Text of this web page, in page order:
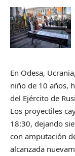
En Odesa,
niño de 10 años,
del Ejército de
Los proyectiles
18:30, dejando
con amputación
alcanzada